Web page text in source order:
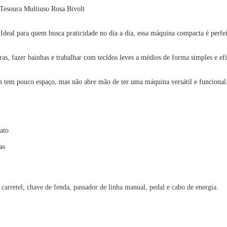
Multiuso Rosa Bivolt
para quem busca praticidade no dia a dia, essa máquina compacta é
fazer bainhas e trabalhar com tecidos leves a médios de forma simples e
pouco espaço, mas não abre mão de ter uma máquina versátil e
chave de fenda, passador de linha manual, pedal e cabo de energia.